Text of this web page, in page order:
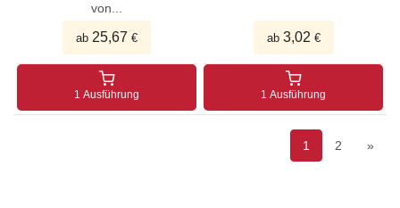
von...
ab 25,67 €
1 Ausführung
ab 3,02 €
1 Ausführung
1 2 »